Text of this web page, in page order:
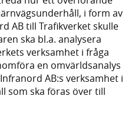
i form av
AB till Trafikverket skulle
ska bl.a. analysera
verksamhet i fråga
en omvärldsanalys
AB:s verksamhet i
som ska föras över till